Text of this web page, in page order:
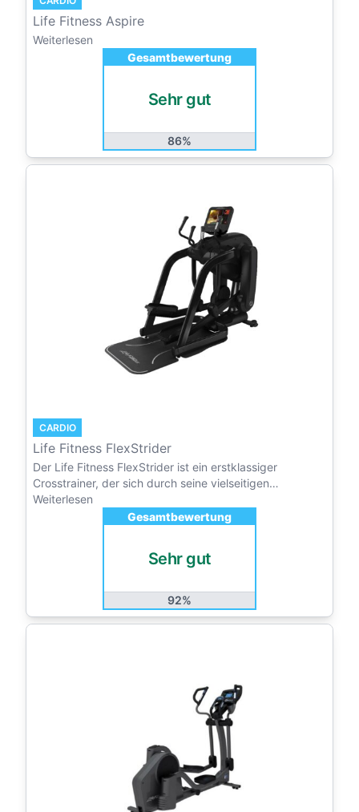
Life Fitness Aspire
Weiterlesen
Gesamtbewertung
Sehr gut
86%
CARDIO
Life Fitness FlexStrider
Der Life Fitness FlexStrider ist ein erstklassiger
Crosstrainer, der sich durch seine vielseitigen…
Weiterlesen
Gesamtbewertung
Sehr gut
92%